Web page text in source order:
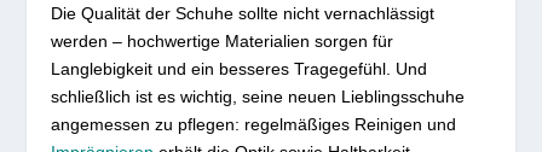
Die Qualität der Schuhe sollte nicht vernachlässigt
werden – hochwertige Materialien sorgen für
Langlebigkeit und ein besseres Tragegefühl. Und
schließlich ist es wichtig, seine neuen Lieblingsschuhe
angemessen zu pflegen: regelmäßiges Reinigen und